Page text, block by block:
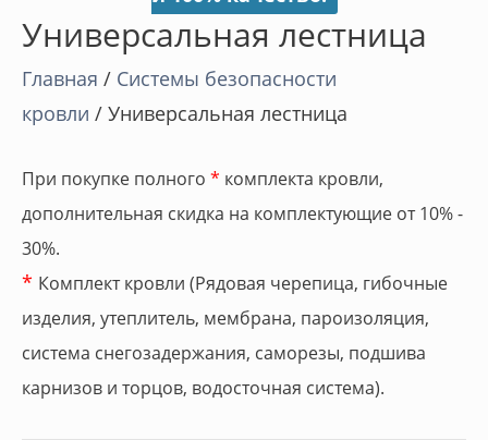
Универсальная лестница
Главная / Cистемы безопасности
кровли / Универсальная лестница
При покупке полного * комплекта кровли,
дополнительная скидка на комплектующие от 10% -
30%.
* Комплект кровли (Рядовая черепица, гибочные
изделия, утеплитель, мембрана, пароизоляция,
система снегозадержания, саморезы, подшива
карнизов и торцов, водосточная система).